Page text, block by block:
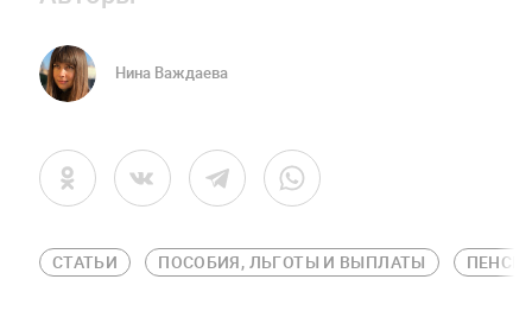
Нина Важдаева
СТАТЬИ ПОСОБИЯ, ЛЬГОТЫ И ВЫПЛАТЫ